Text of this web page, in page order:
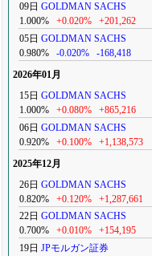
09日 GOLDMAN SACHS
1.000%
+0.020% +201,262
05日 GOLDMAN SACHS
0.980%
-0.020% -168,418
2026年01月
15日 GOLDMAN SACHS
1.000%
+0.080% +865,216
06日 GOLDMAN SACHS
0.920%
+0.100% +1,138,573
2025年12月
26日 GOLDMAN SACHS
0.820%
+0.120% +1,287,661
22日 GOLDMAN SACHS
0.700%
+0.010% +154,195
19日 JPモルガン証券